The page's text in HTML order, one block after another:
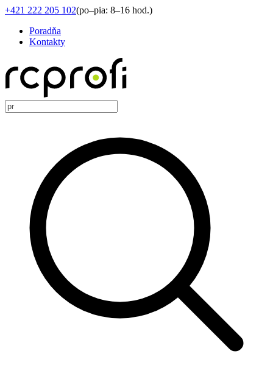
+421 222 205 102(po–pia: 8–16 hod.)
Poradňa
Kontakty